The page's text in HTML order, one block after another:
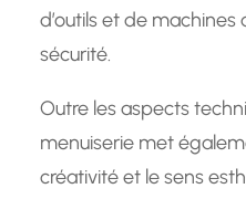
d’outils et de machines
sécurité.
Outre les aspects
menuiserie met
créativité et le sens